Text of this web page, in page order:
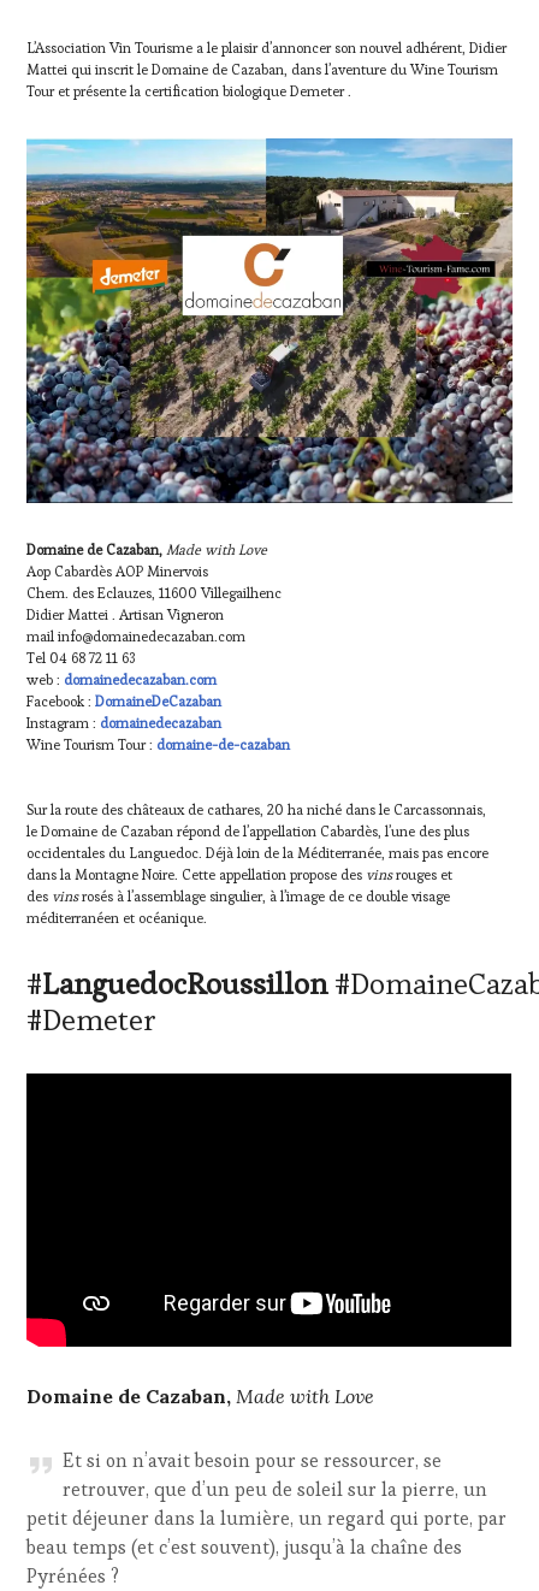
ÉCRITE,
RADIO,
TV,
PARTENAIRES
VIN
TOURISME,
PRODUCTEURS
TERROIR
RESTAURATEUR,
CHEF,
CUISINIER,
ŒNOLOGUE,
SOMMELIER,
VIGNOBLES,
WINE
TASTING
VOUCHER,
WINE
WINE
TOURISM
TOUR,
WINETASTINGVOUCHER.COM
L’Association Vin Tourisme a le plaisir d’annoncer son nouvel adhérent, Didier
Mattei qui inscrit le Domaine de Cazaban, dans l’aventure du Wine Tourism
Tour et présente la certification biologique Demeter .
Domaine de Cazaban, Made with Love
Aop Cabardès AOP Minervois
Chem. des Eclauzes, 11600 Villegailhenc
Didier Mattei . Artisan Vigneron
mail info@domainedecazaban.com
Tel 04 68 72 11 63
web : domainedecazaban.com
Facebook :DomaineDeCazaban
Instagram : domainedecazaban
Wine Tourism Tour : domaine-de-cazaban
Sur la route des châteaux de cathares, 20 ha niché dans le Carcassonnais,
le Domaine de Cazaban répond de l’appellation Cabardès, l’une des plus
occidentales du Languedoc. Déjà loin de la Méditerranée, mais pas encore
dans la Montagne Noire. Cette appellation propose des vinsrouges et
des vinsrosés à l’assemblage singulier, à l’image de ce double visage
méditerranéen et océanique.
#LanguedocRoussillon
#Demeter
Domaine de Cazaban,Made with Love
Et si on n’avait besoin pour se ressourcer, se
retrouver, que d’un peu de soleil sur la pierre, un
petit déjeuner dans la lumière, un regard qui porte, par
beau temps (et c’est souvent), jusqu’à la chaîne des
Pyrénées ?